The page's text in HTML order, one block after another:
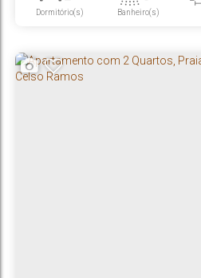
Dormitório(s) Banheiro(s)